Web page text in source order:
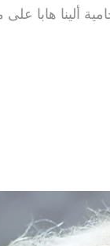
ألينا هابا